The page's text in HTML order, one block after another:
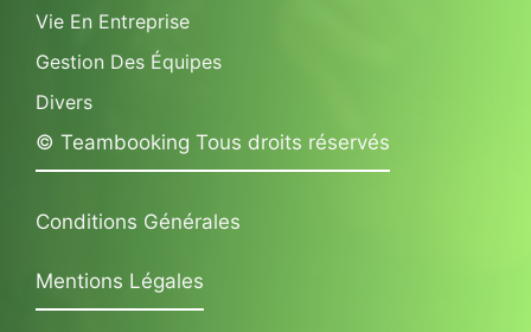
Vie En Entreprise
Gestion Des Équipes
Divers
© Teambooking Tous droits réservés
Conditions Générales
Mentions Légales